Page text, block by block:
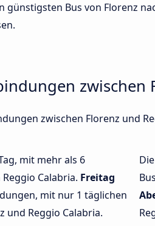
günstigsten Bus von Florenz
zwischen
zwischen Florenz und
mit mehr als 6
Calabria. Freitag
mit nur 1 täglichen
und Reggio Calabria.